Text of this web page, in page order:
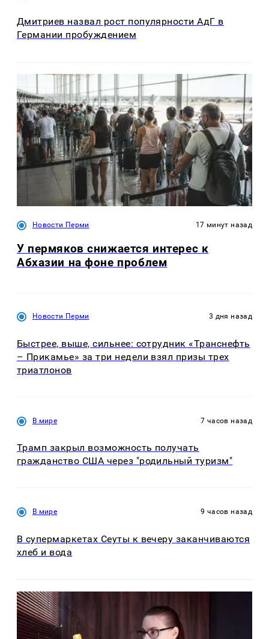
Дмитриев назвал рост популярности АдГ в
Германии пробуждением
Новости Перми 17 минут назад
У пермяков снижается интерес к
Абхазии на фоне проблем
Новости Перми 3 дня назад
Быстрее, выше, сильнее: сотрудник «Транснефть
– Прикамье» за три недели взял призы трех
триатлонов
В мире 7 часов назад
Трамп закрыл возможность получать
гражданство США через "родильный туризм"
В мире 9 часов назад
В супермаркетах Сеуты к вечеру заканчиваются
хлеб и вода